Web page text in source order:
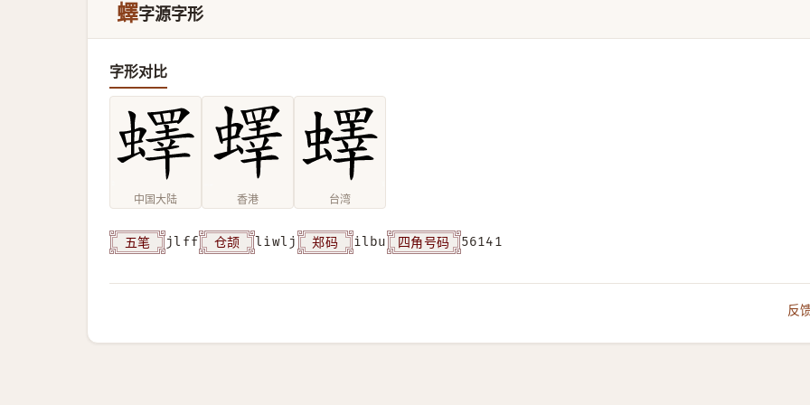
蠌字源字形
字形对比
中国大陆 香港 台湾
五笔 jlff 仓颉 liwlj 郑码 ilbu 四角号码 56141
反